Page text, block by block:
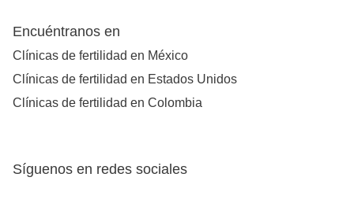
Encuéntranos en
Clínicas de fertilidad en México
Clínicas de fertilidad en Estados Unidos
Clínicas de fertilidad en Colombia
Síguenos en redes sociales